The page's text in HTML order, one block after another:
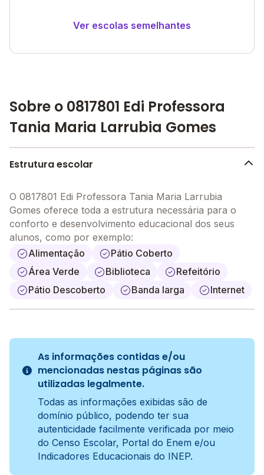
Ver escolas semelhantes
Sobre o 0817801 Edi Professora
Tania Maria Larrubia Gomes
Estrutura escolar
O 0817801 Edi Professora Tania Maria Larrubia
Gomes oferece toda a estrutura necessária para o
conforto e desenvolvimento educacional dos seus
alunos, como por exemplo:
Alimentação
Pátio Coberto
Área Verde
Biblioteca
Refeitório
Pátio Descoberto
Banda larga Internet
As informações contidas e/ou
mencionadas nestas páginas são
utilizadas legalmente.
Todas as informações exibidas são de
domínio público, podendo ter sua
autenticidade facilmente verificada por meio
do Censo Escolar, Portal do Enem e/ou
Indicadores Educacionais do INEP.